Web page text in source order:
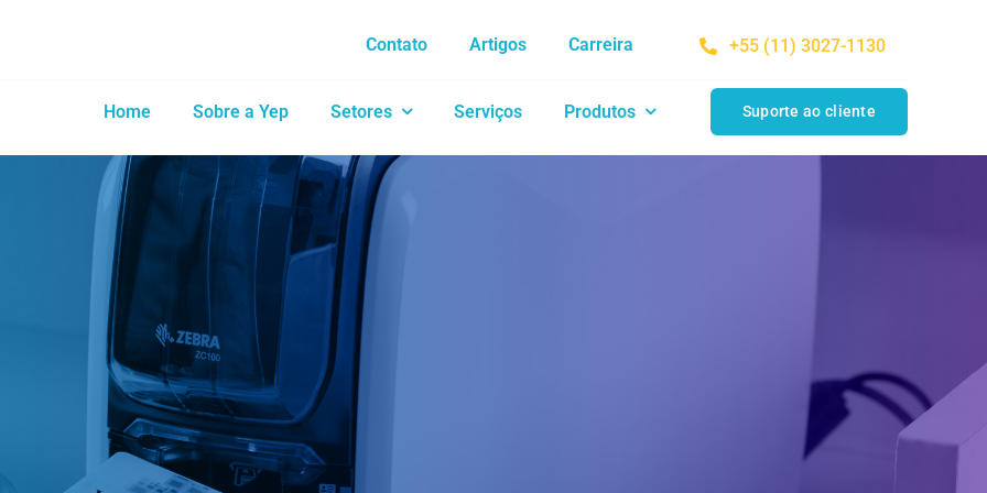
Contato Artigos Carreira +55 (11) 3027-1130
Home Sobre a Yep Setores Serviços Produtos Suporte ao cliente